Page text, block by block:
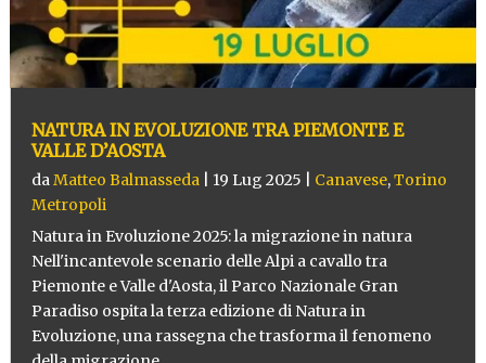
NATURA IN EVOLUZIONE TRA PIEMONTE E
VALLE D’AOSTA
da Matteo Balmasseda 19 Lug 2025 Canavese,Torino
Metropoli
Natura in Evoluzione 2025: la migrazione in natura
Nell'incantevole scenario delle Alpi a cavallo tra
Piemonte e Valle d'Aosta, il Parco Nazionale Gran
Paradiso ospita la terza edizione di Natura in
Evoluzione, una rassegna che trasforma il fenomeno